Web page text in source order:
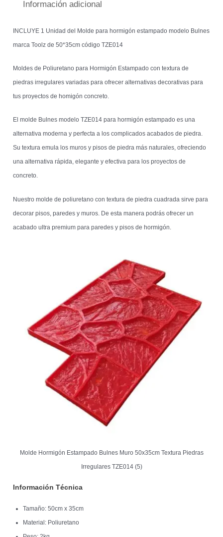
Información adicional
INCLUYE 1 Unidad del Molde para hormigón estampado modelo Bulnes
marca Toolz de 50*35cm código TZE014
Moldes de Poliuretano para Hormigón Estampado con textura de
piedras irregulares variadas para ofrecer alternativas decorativas para
tus proyectos de homigón concreto.
El molde Bulnes modelo TZE014 para hormigón estampado es una
alternativa moderna y perfecta a los complicados acabados de piedra.
Su textura emula los muros y pisos de piedra más naturales, ofreciendo
una alternativa rápida, elegante y efectiva para los proyectos de
concreto.
Nuestro molde de poliuretano con textura de piedra cuadrada sirve para
decorar pisos, paredes y muros. De esta manera podrás ofrecer un
acabado ultra premium para paredes y pisos de hormigón.
Molde Hormigón Estampado Bulnes Muro 50x35cm Textura Piedras
Irregulares TZE014 (5)
Información Técnica
Tamaño: 50cm x 35cm
Material: Poliuretano